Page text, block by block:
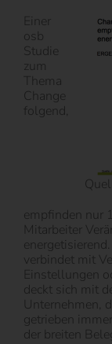
Einer
osb
Studie
zum
Thema
Change
folgend,
empfinden nur
Mitarbeiter
verbindet mit
Einstellungen
deckt sich mit
Unternehmen,
getrieben
der breiten